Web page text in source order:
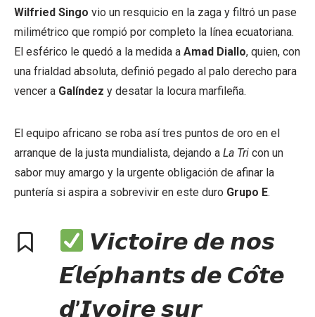
Wilfried Singo vio un resquicio en la zaga y filtró un pase
milimétrico que rompió por completo la línea ecuatoriana.
El esférico le quedó a la medida a Amad Diallo, quien, con
una frialdad absoluta, definió pegado al palo derecho para
vencer a Galíndez y desatar la locura marfileña.
El equipo africano se roba así tres puntos de oro en el
arranque de la justa mundialista, dejando a La Tri con un
sabor muy amargo y la urgente obligación de afinar la
puntería si aspira a sobrevivir en este duro Grupo E.
𝙑𝙞𝙘𝙩𝙤𝙞𝙧𝙚 𝙙𝙚 𝙣𝙤𝙨
𝙀́𝙡𝙚́𝙥𝙝𝙖𝙣𝙩𝙨 𝙙𝙚 𝘾𝙤̂𝙩𝙚
𝙙’𝙄𝙫𝙤𝙞𝙧𝙚 𝙨𝙪𝙧